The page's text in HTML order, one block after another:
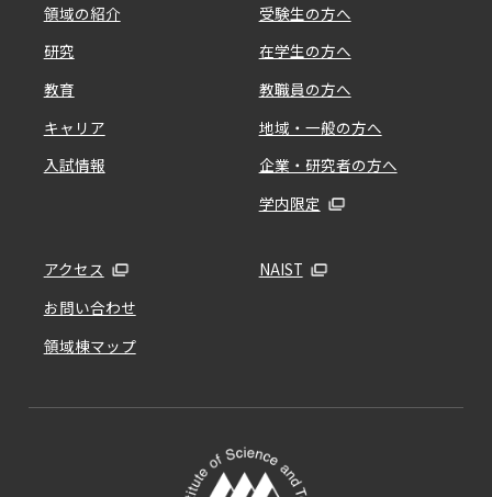
領域の紹介
研究
教育
キャリア
入試情報
受験生の方へ
在学生の方へ
教職員の方へ
地域・一般の方へ
企業・研究者の方へ
学内限定
アクセス
お問い合わせ
領域棟マップ
NAIST